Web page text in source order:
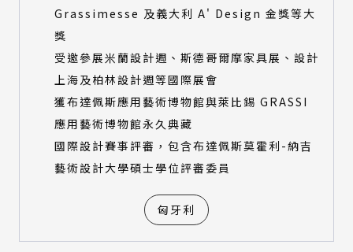
Grassimesse 及義大利 A' Design 金獎等大
獎
受邀參展米蘭設計週、斯德哥爾摩家具展、設計
上海及柏林設計週等國際展會
獲布達佩斯應用藝術博物館與萊比錫 GRASSI
應用藝術博物館永久典藏
國際設計賽事評審，包含布達佩斯莫霍利-納吉
藝術設計大學碩士學位評審委員
匈牙利